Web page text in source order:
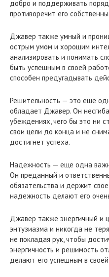
добро и поддерживать
противоречит его
Джавер также умный и
острым умом и хорошим
анализировать и понимать
быть успешным в своей
способен предугадывать
Решительность — это еще
обладает Джавер. Он
убеждениях, чего бы это ни
свои цели до конца и не
достигнет успеха.
Надежность — еще одна
Он преданный и
обязательства и держит
надежность делают его
Джавер также энергичный и
энтузиазма и никогда не
не покладая рук, чтобы
энергичность и решимость
делают его успешным в